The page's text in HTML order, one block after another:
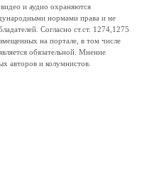
и аудио охраняются
нормами права и не
Согласно ст.ст. 1274,1275
на портале, в том числе
обязательной. Мнение
авторов и колумнистов.